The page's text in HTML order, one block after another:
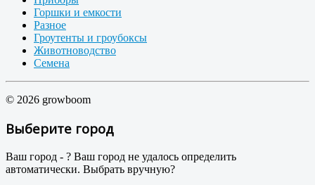
Горшки и емкости
Разное
Гроутенты и гроубоксы
Животноводство
Семена
© 2026 growboom
Выберите город
Ваш город - ? Ваш город не удалось определить
автоматически. Выбрать вручную?